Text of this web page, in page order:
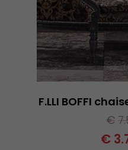
F.LLI BOFFI
€
€